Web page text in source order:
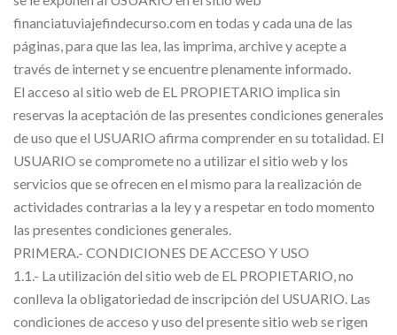
financiatuviajefindecurso.com en todas y cada una de las
páginas, para que las lea, las imprima, archive y acepte a
través de internet y se encuentre plenamente informado.
El acceso al sitio web de EL PROPIETARIO implica sin
reservas la aceptación de las presentes condiciones generales
de uso que el USUARIO afirma comprender en su totalidad. El
USUARIO se compromete no a utilizar el sitio web y los
servicios que se ofrecen en el mismo para la realización de
actividades contrarias a la ley y a respetar en todo momento
las presentes condiciones generales.
PRIMERA.- CONDICIONES DE ACCESO Y USO
1.1.- La utilización del sitio web de EL PROPIETARIO, no
conlleva la obligatoriedad de inscripción del USUARIO. Las
condiciones de acceso y uso del presente sitio web se rigen